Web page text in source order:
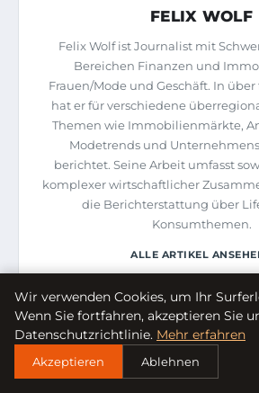
FELIX WOLF
Felix Wolf ist Journalist mit
Bereichen Finanzen und
Frauen/Mode und Geschäft. In
hat er für verschiedene
Themen wie Immobilienmärkte,
Modetrends und
berichtet. Seine Arbeit umfasst
komplexer wirtschaftlicher
die Berichterstattung über
Konsumthemen.
ALLE ARTIKEL
ÄHNLICHE ARTIKEL
GESUNDHEIT
Wir verwenden Cookies, um Ihr
Wenn Sie fortfahren, akzeptieren Sie
Datenschutzrichtlinie. Mehr erfahren
Akzeptieren Ablehnen